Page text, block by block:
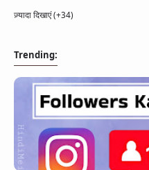
ज़्यादा दिखाएं (+34)
Trending: